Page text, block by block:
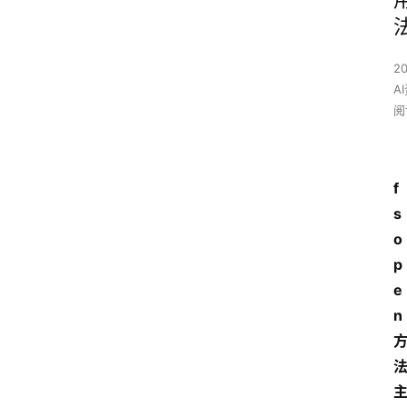
f
s
o
p
e
n
方
法
主